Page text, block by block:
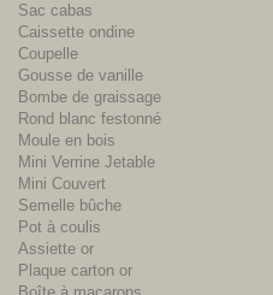
Sac cabas
Caissette ondine
Coupelle
Gousse de vanille
Bombe de graissage
Rond blanc festonné
Moule en bois
Mini Verrine Jetable
Mini Couvert
Semelle bûche
Pot à coulis
Assiette or
Plaque carton or